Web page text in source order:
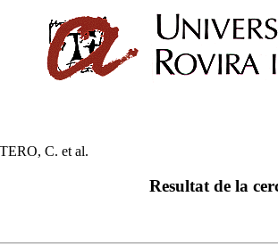
C. et al.
Resultat de la